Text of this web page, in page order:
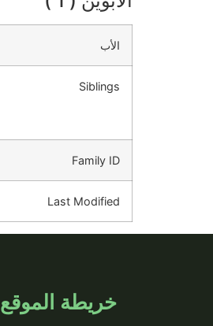
الأب
Siblings
Family ID
Last Modified
خريطة الموقع